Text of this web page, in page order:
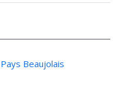
Beaujolais